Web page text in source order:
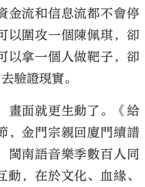
金流和信息流都不會停
以圍攻一個陳佩琪，卻
以拿一個人做靶子，卻
驗證現實。
畫面就更生動了。《給
，金門宗親回廈門續譜
閩南語音樂季數百人同
，在於文化、血緣、